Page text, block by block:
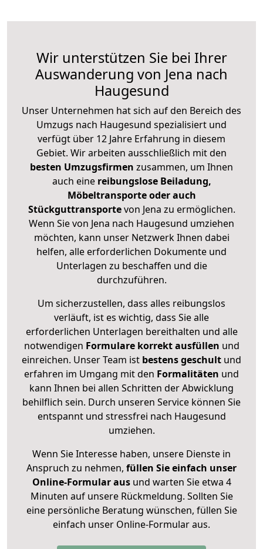
Wir unterstützen Sie bei Ihrer
Auswanderung von Jena nach
Haugesund
Unser Unternehmen hat sich auf den Bereich des
Umzugs nach Haugesund spezialisiert und
verfügt über 12 Jahre Erfahrung in diesem
Gebiet. Wir arbeiten ausschließlich mit den
besten Umzugsfirmen zusammen, um Ihnen
auch eine reibungslose Beiladung,
Möbeltransporte oder auch
Stückguttransportevon Jena zu ermöglichen.
Wenn Sie von Jena nach Haugesund umziehen
möchten, kann unser Netzwerk Ihnen dabei
helfen, alle erforderlichen Dokumente und
Unterlagen zu beschaffen und die
durchzuführen.
Um sicherzustellen, dass alles reibungslos
verläuft, ist es wichtig, dass Sie alle
erforderlichen Unterlagen bereithalten und alle
notwendigen Formulare korrekt ausfüllen und
einreichen. Unser Team ist bestens geschult und
erfahren im Umgang mit den Formalitäten und
kann Ihnen bei allen Schritten der Abwicklung
behilflich sein. Durch unseren Service können Sie
entspannt und stressfrei nach Haugesund
umziehen.
Wenn Sie Interesse haben, unsere Dienste in
Anspruch zu nehmen, füllen Sie einfach unser
Online-Formular ausund warten Sie etwa 4
Minuten auf unsere Rückmeldung. Sollten Sie
eine persönliche Beratung wünschen, füllen Sie
einfach unser Online-Formular aus.